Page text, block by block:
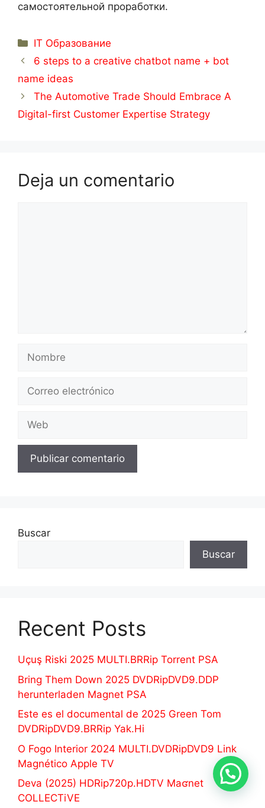
самостоятельной проработки.
Categorías
IT Образование
6 steps to a creative chatbot name + bot
name ideas
The Automotive Trade Should Embrace A
Digital-first Customer Expertise Strategy
Deja un comentario
Nombre
Correo
Web
Buscar
Buscar
Recent Posts
Uçuş Riski 2025 MULTI.BRRip Torrent PSA
Bring Them Down 2025 DVDRipDVD9.DDP
herunterladen Magnet PSA
Este es el documental de 2025 Green Tom
DVDRipDVD9.BRRip Yak.Hi
O Fogo Interior 2024 MULTI.DVDRipDVD9 Link
Magnético Apple TV
Deva (2025) HDRip720p.HDTV Maʛnet
COLLECTiVE